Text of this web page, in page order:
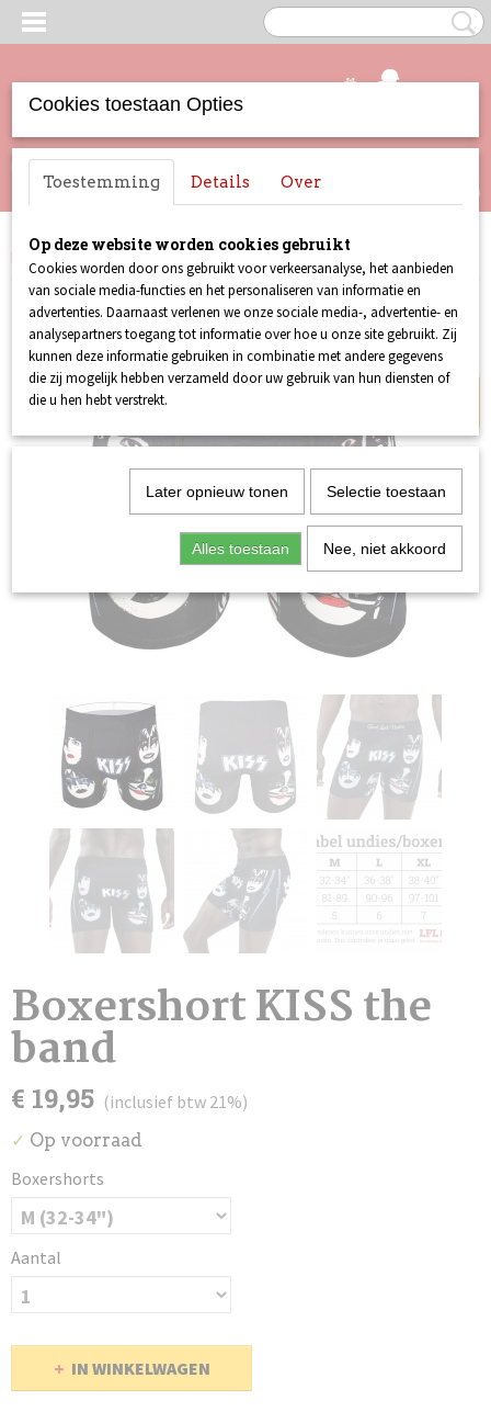
Inloggen Registreren
Geen producten (0)
Home >Merchandise>Boxershort KISS the band
Op=Op!
Boxershort KISS the
band
€ 19,95 (inclusief btw 21%)
✓ Op voorraad
Boxershorts
Aantal
IN WINKELWAGEN
Cookies toestaan Opties
Toestemming Details Over
Op deze website worden cookies gebruikt
Cookies worden door ons gebruikt voor verkeersanalyse, het aanbieden
van sociale media-functies en het personaliseren van informatie en
advertenties. Daarnaast verlenen we onze sociale media-, advertentie- en
analysepartners toegang tot informatie over hoe u onze site gebruikt. Zij
kunnen deze informatie gebruiken in combinatie met andere gegevens
die zij mogelijk hebben verzameld door uw gebruik van hun diensten of
die u hen hebt verstrekt.
Later opnieuw tonen Selectie toestaan
Alles toestaan Nee, niet akkoord